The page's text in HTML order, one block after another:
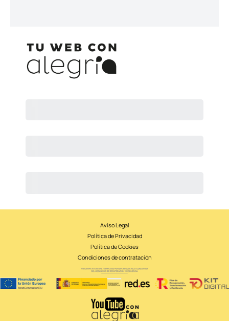
Aviso Legal
Política de Privacidad
Política de Cookies
Condiciones de contratación